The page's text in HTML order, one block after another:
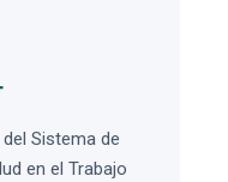
Sistema de
en el Trabajo